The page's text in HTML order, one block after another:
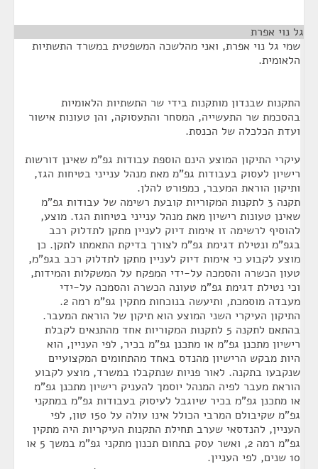
גל נוי אפרת
שמי גל נוי אפרת, ואני מהלשכה המשפטית במשרד התשתיות
הלאומית.
התקנות שבנדון מותקנות בידי שר התשתיות הלאומיות
בהסכמת שר התעשייה, המסחר והתעסוקה, והן טעונות אישור
ועדת הכלכלה של הכנסת.
עיקרי התיקון המוצע הינם הוספת עבודות גפ"מ שאינן דורשות
רישיון לעסוק בעבודות גפ"מ מאת מנהל ענייני בטיחות הגז,
ותיקון הוראת המעבר, כמפורט להלן.
תקנה 3 לתקנות המקוריות קובעת רשימה של עבודות גפ"מ
שאינן טעונות רישיון מאת מנהל ענייני בטיחות הגז. מוצע,
להוסיף לרשימה זו אימות דיוק לעניין מתקן לתדלוק רכב
בגפ"מ ונטילת דגימת גפ"מ לצורך בדיקת התאמתו לתקן. כן
מוצע לקבוע כי אימות דיוק לעניין מתקן לתדלוק רכב בגפ"מ,
טעון הכשרה והסמכה על-ידי המפקח על המשקלות והמידות,
וכי נטילת דגימת גפ"מ טעונה הכשרה והסמכה על-ידי
מעבדה מוסמכת, ותיעשה בנוכחות מתקין גפ"מ רמה 2.
התיקון העיקרי השני המוצע הוא תיקון של הוראת המעבר.
בהתאם לתקנה 5 לתקנות המקוריות אחד מהתנאים לקבלת
רישיון מתכנן גפ"מ או מתכנן גפ"מ בכיר, לפי העניין, הוא
היות מבקש הרישיון מהנדס באחד מהתחומים המקצועיים
שנקבעו בתקנה. לאור פניות שנתקבלו במשרד, מוצע לקבוע
הוראת מעבר לפיה המנהל יוסמך להעניק רישיון מתכנן גפ"מ
או מתכנן גפ"מ בכיר שיוגבל לעיסוק בעבודות גפ"מ במתקני
גפ"מ שקיבולם המרבי הכולל אינו עולה על 150 טון, לפי
העניין, להנדסאי שערב תחילת התקנות העיקריות היה מתקין
גפ"מ רמה 2, ואשר עסק בתחום תכנון מתקני גפ"מ במשך 5 או
10 שנים, לפי העניין.